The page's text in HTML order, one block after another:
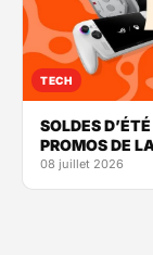
TECH
SOLDES
PROMOS DE
08 juillet 2026